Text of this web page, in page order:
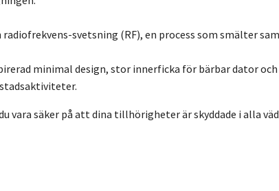
svetsning (RF), en process som smälter
minimal design, stor innerficka för bärbar dator
vara säker på att dina tillhörigheter är skyddade i alla